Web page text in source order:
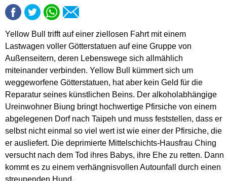
Yellow Bull trifft auf einer ziellosen Fahrt mit einem
Lastwagen voller Götterstatuen auf eine Gruppe von
Außenseitern, deren Lebenswege sich allmählich
miteinander verbinden. Yellow Bull kümmert sich um
weggeworfene Götterstatuen, hat aber kein Geld für die
Reparatur seines künstlichen Beins. Der alkoholabhängige
Ureinwohner Biung bringt hochwertige Pfirsiche von einem
abgelegenen Dorf nach Taipeh und muss feststellen, dass er
selbst nicht einmal so viel wert ist wie einer der Pfirsiche, die
er ausliefert. Die deprimierte Mittelschichts-Hausfrau Ching
versucht nach dem Tod ihres Babys, ihre Ehe zu retten. Dann
kommt es zu einem verhängnisvollen Autounfall durch einen